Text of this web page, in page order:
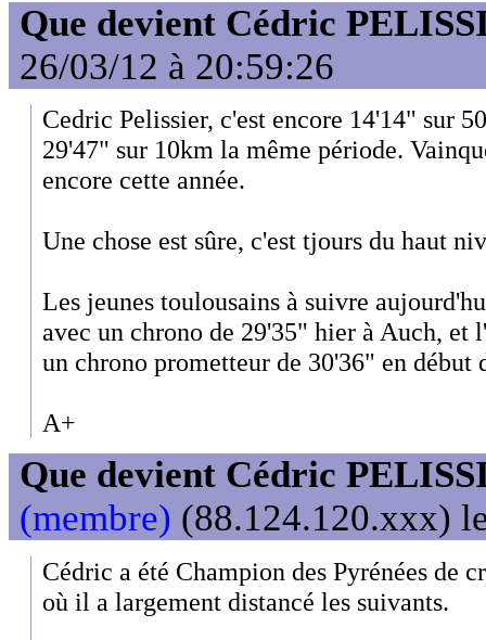
Que devient Cédric
26/03/12 à 20:59:26
Cedric Pelissier, c'est encore 14'14" sur
29'47" sur 10km la même période.
encore cette année.
Une chose est sûre, c'est tjours du haut
Les jeunes toulousains à suivre
avec un chrono de 29'35" hier à Auch, et
un chrono prometteur de 30'36" en début
A+
Que devient Cédric
(membre) (88.124.120.xxx)
Cédric a été Champion des Pyrénées de
où il a largement distancé les suivants.